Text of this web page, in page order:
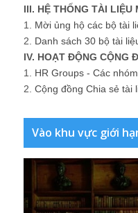
III. HỆ THỐNG TÀI LIỆU
1. Mời ủng hộ các bộ tài
2. Danh sách 30 bộ tài
IV. HOẠT ĐỘNG CỘNG
1. HR Groups - Các
2. Cộng đồng Chia sẻ tài
Vào khu vực giới